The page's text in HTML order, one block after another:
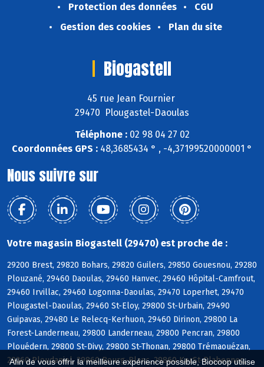
Afin de vous offrir la meilleure expérience possible, Biocoop utilise
Protection des données
CGU
Gestion des cookies
Plan du site
Biogastell
45 rue Jean Fournier
29470 Plougastel-Daoulas
Téléphone :02 98 04 27 02
Coordonnées GPS : 48,3685434 ° , -4,37199520000001 °
Nous suivre sur
Votre magasin Biogastell (29470) est proche de :
29200 Brest, 29820 Bohars, 29820 Guilers, 29850 Gouesnou, 29280
Plouzané, 29460 Daoulas, 29460 Hanvec, 29460 Hôpital-Camfrout,
29460 Irvillac, 29460 Logonna-Daoulas, 29470 Loperhet, 29470
Plougastel-Daoulas, 29460 St-Eloy, 29800 St-Urbain, 29490
Guipavas, 29480 Le Relecq-Kerhuon, 29460 Dirinon, 29800 La
Forest-Landerneau, 29800 Landerneau, 29800 Pencran, 29800
Plouédern, 29800 St-Divy, 29800 St-Thonan, 29800 Trémaouézan,
29260 Ploudaniel, 29860 Bourg-Blanc, 29860 KerSt-Plabennec,